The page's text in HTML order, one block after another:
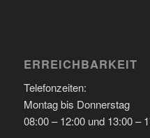
ERREICHBARKEIT
Telefonzeiten:
Montag bis Donnerstag
08:00 – 12:00 und 13:00 –